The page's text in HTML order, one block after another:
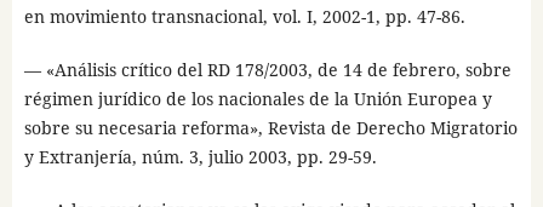
en movimiento transnacional, vol. I, 2002-1, pp. 47-86.
— «Análisis crítico del RD 178/2003, de 14 de febrero, sobre
régimen jurídico de los nacionales de la Unión Europea y
sobre su necesaria reforma», Revista de Derecho Migratorio
y Extranjería, núm. 3, julio 2003, pp. 29-59.